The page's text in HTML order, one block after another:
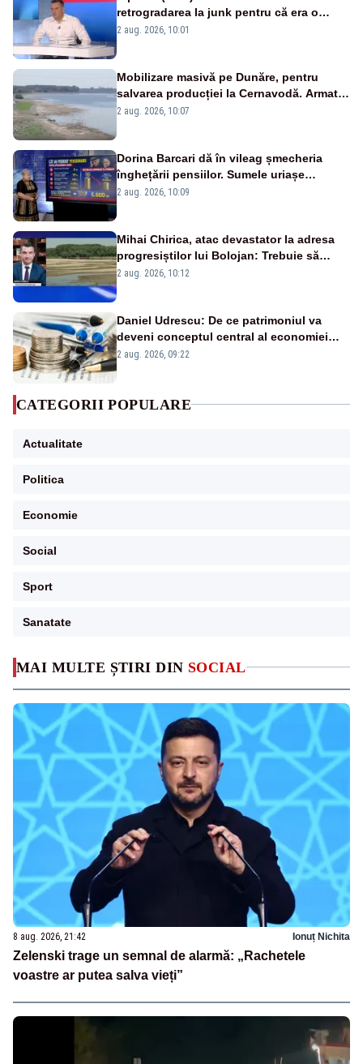
MAI MULTE ȘTIRI DIN SOCIAL
8 aug. 2026, 21:42 Ionuț Nichita
Zelenski trage un semnal de alarmă: „Rachetele
voastre ar putea salva vieți”
retrogradarea la junk pentru că era o
catastrofă pentru bănci și fondurile de
2 aug. 2026, 10:01
Mobilizare masivă pe Dunăre, pentru
salvarea producției la Cernavodă. Armata
va detona o stâncă și va devia apa
2 aug. 2026, 10:07
Dorina Barcari dă în vileag șmecheria
înghețării pensiilor. Sumele uriașe
pierdute de fiecare român
2 aug. 2026, 10:09
Mihai Chirica, atac devastator la adresa
progresiștilor lui Bolojan: Trebuie să
protejăm și natura, dar nu șținem omaneii
2 aug. 2026, 10:12
Daniel Udrescu: De ce patrimoniul va
deveni conceptul central al economiei
viitoare?
2 aug. 2026, 09:22
CATEGORII POPULARE
Actualitate
Politica
Economie
Social
Sport
Sanatate